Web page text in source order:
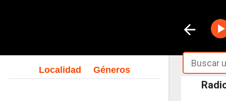
Localidad Géneros